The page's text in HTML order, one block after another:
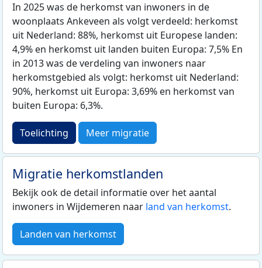
In 2025 was de herkomst van inwoners in de
woonplaats Ankeveen als volgt verdeeld: herkomst
uit Nederland: 88%, herkomst uit Europese landen:
4,9% en herkomst uit landen buiten Europa: 7,5% En
in 2013 was de verdeling van inwoners naar
herkomstgebied als volgt: herkomst uit Nederland:
90%, herkomst uit Europa: 3,69% en herkomst van
buiten Europa: 6,3%.
Toelichting Meer migratie
Migratie herkomstlanden
Bekijk ook de detail informatie over het aantal
inwoners in Wijdemeren naar land van herkomst.
Landen van herkomst